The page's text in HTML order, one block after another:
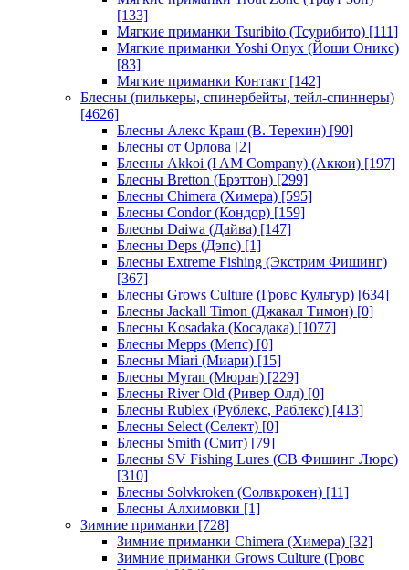
[133]
Мягкие приманки Tsuribito (Тсурибито) [111]
Мягкие приманки Yoshi Onyx (Йоши Оникс)
[83]
Мягкие приманки Контакт [142]
Блесны (пилькеры, спинербейты, тейл-спиннеры)
[4626]
Блесны Алекс Краш (В. Терехин) [90]
Блесны от Орлова [2]
Блесны Akkoi (I AM Company) (Аккои) [197]
Блесны Bretton (Брэттон) [299]
Блесны Chimera (Химера) [595]
Блесны Condor (Кондор) [159]
Блесны Daiwa (Дайва) [147]
Блесны Deps (Дэпс) [1]
Блесны Extreme Fishing (Экстрим Фишинг)
[367]
Блесны Grows Culture (Гровс Культур) [634]
Блесны Jackall Timon (Джакал Тимон) [0]
Блесны Kosadaka (Косадака) [1077]
Блесны Mepps (Мепс) [0]
Блесны Miari (Миари) [15]
Блесны Myran (Мюран) [229]
Блесны River Old (Ривер Олд) [0]
Блесны Rublex (Рублекс, Раблекс) [413]
Блесны Select (Селект) [0]
Блесны Smith (Смит) [79]
Блесны SV Fishing Lures (СВ Фишинг Люрс)
[310]
Блесны Solvkroken (Солвкрокен) [11]
Блесны Алхимовки [1]
Зимние приманки [728]
Зимние приманки Chimera (Химера) [32]
Зимние приманки Grows Culture (Гровс